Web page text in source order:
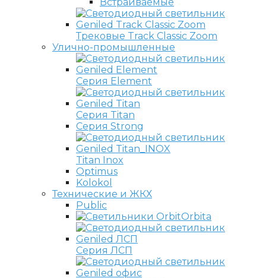
Встраиваемые
Трековые Track Classic Zoom
Улично-промышленные
Серия Element
Серия Titan
Серия Strong
Titan Inox
Optimus
Kolokol
Технические и ЖКХ
Public
Orbita
Серия ЛСП